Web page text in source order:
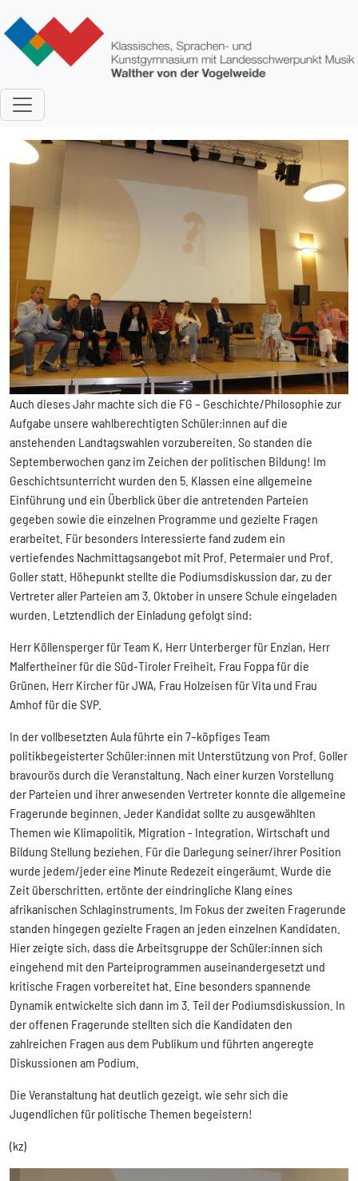
Bild
Auch dieses Jahr machte sich die FG – Geschichte/Philosophie zur
Aufgabe unsere wahlberechtigten Schüler:innen auf die
anstehenden Landtagswahlen vorzubereiten. So standen die
Septemberwochen ganz im Zeichen der politischen Bildung! Im
Geschichtsunterricht wurden den 5. Klassen eine allgemeine
Einführung und ein Überblick über die antretenden Parteien
gegeben sowie die einzelnen Programme und gezielte Fragen
erarbeitet. Für besonders Interessierte fand zudem ein
vertiefendes Nachmittagsangebot mit Prof. Petermaier und Prof.
Goller statt. Höhepunkt stellte die Podiumsdiskussion dar, zu der
Vertreter aller Parteien am 3. Oktober in unsere Schule eingeladen
wurden. Letztendlich der Einladung gefolgt sind:
Herr Köllensperger für Team K, Herr Unterberger für Enzian, Herr
Malfertheiner für die Süd-Tiroler Freiheit, Frau Foppa für die
Grünen, Herr Kircher für JWA, Frau Holzeisen für Vita und Frau
Amhof für die SVP.
In der vollbesetzten Aula führte ein 7–köpfiges Team
politikbegeisterter Schüler:innen mit Unterstützung von Prof. Goller
bravourös durch die Veranstaltung. Nach einer kurzen Vorstellung
der Parteien und ihrer anwesenden Vertreter konnte die allgemeine
Fragerunde beginnen. Jeder Kandidat sollte zu ausgewählten
Themen wie Klimapolitik, Migration - Integration, Wirtschaft und
Bildung Stellung beziehen. Für die Darlegung seiner/ihrer Position
wurde jedem/jeder eine Minute Redezeit eingeräumt. Wurde die
Zeit überschritten, ertönte der eindringliche Klang eines
afrikanischen Schlaginstruments. Im Fokus der zweiten Fragerunde
standen hingegen gezielte Fragen an jeden einzelnen Kandidaten.
Hier zeigte sich, dass die Arbeitsgruppe der Schüler:innen sich
eingehend mit den Parteiprogrammen auseinandergesetzt und
kritische Fragen vorbereitet hat. Eine besonders spannende
Dynamik entwickelte sich dann im 3. Teil der Podiumsdiskussion. In
der offenen Fragerunde stellten sich die Kandidaten den
zahlreichen Fragen aus dem Publikum und führten angeregte
Diskussionen am Podium.
Die Veranstaltung hat deutlich gezeigt, wie sehr sich die
Jugendlichen für politische Themen begeistern!
(kz)